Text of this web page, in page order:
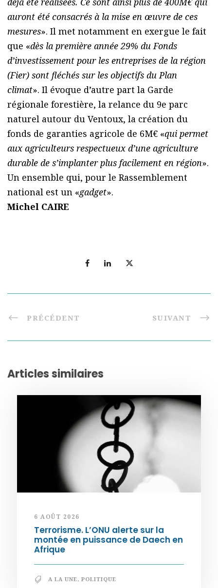
auront été consacrés à la mise en œuvre de ces
mesures». Il met notamment en exergue le fait
que «dès la première année 29% du Fonds
d’investissement pour les entreprises de la région
(Fier) sont fléchés sur les objectifs du Plan
climat». Il évoque d’autre part la Garde
régionale forestière, la relance du 9e parc
naturel autour du Ventoux, la création du
fonds de garanties agricole de 6M€ «qui permet
aux agriculteurs respectueux d’une agriculture
durable de s’implanter plus facilement en région».
Un ensemble qui, pour le Rassemblement
national est un «gadget».
Michel CAIRE
PRÉCÉDENT SUIVANT
Articles similaires
6 AOÛT 2026
Terrorisme. L’ONU alerte sur la
montée en puissance de Daech en
Afrique
A LA UNE, POLITIQUE